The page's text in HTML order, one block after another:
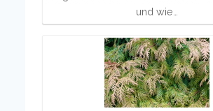
und wie…